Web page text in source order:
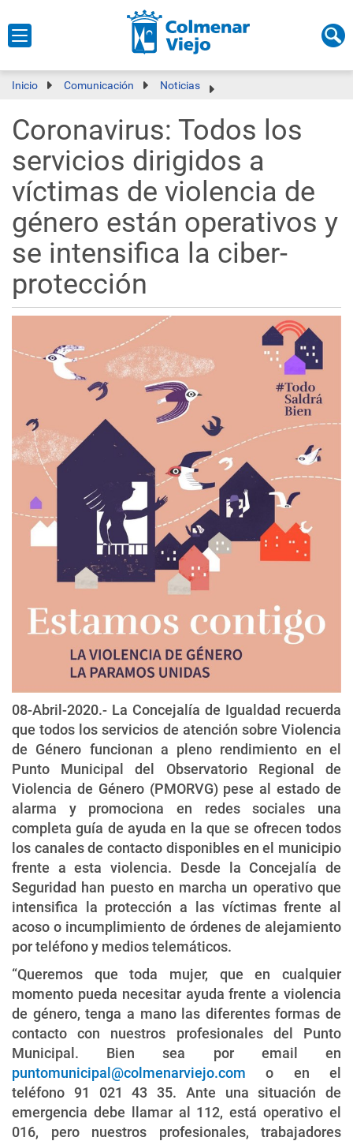
Inicio Comunicación Noticias
Coronavirus: Todos los
servicios dirigidos a
víctimas de violencia de
género están operativos y
se intensifica la ciber-
protección
08-Abril-2020.- La Concejalía de Igualdad recuerda
que todos los servicios de atención sobre Violencia
de Género funcionan a pleno rendimiento en el
Punto Municipal del Observatorio Regional de
Violencia de Género (PMORVG) pese al estado de
alarma y promociona en redes sociales una
completa guía de ayuda en la que se ofrecen todos
los canales de contacto disponibles en el municipio
frente a esta violencia. Desde la Concejalía de
Seguridad han puesto en marcha un operativo que
intensifica la protección a las víctimas frente al
acoso o incumplimiento de órdenes de alejamiento
por teléfono y medios telemáticos.
“Queremos que toda mujer, que en cualquier
momento pueda necesitar ayuda frente a violencia
de género, tenga a mano las diferentes formas de
contacto con nuestros profesionales del Punto
Municipal. Bien sea por email en
puntomunicipal@colmenarviejo.com o en el
teléfono 91 021 43 35. Ante una situación de
emergencia debe llamar al 112, está operativo el
016, pero nuestros profesionales, trabajadores